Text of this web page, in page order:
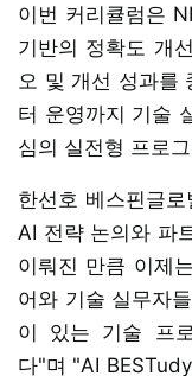
이번 커리큘럼은
기반의 정확도 개
오 및 개선 성과를
터 운영까지 기술
심의 실전형 프로
한선호 베스핀글
AI 전략 논의와 파
이뤄진 만큼 이제
어와 기술 실무자
이 있는 기술 프
다"며 "AI